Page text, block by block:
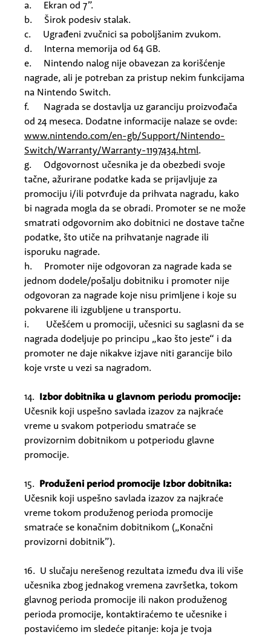
a. Ekran od 7”.
b. Širok podesiv stalak.
c. Ugrađeni zvučnici sa poboljšanim zvukom.
d. Interna memorija od 64 GB.
e. Nintendo nalog nije obavezan za korišćenje
nagrade, ali je potreban za pristup nekim funkcijama
na Nintendo Switch.
f. Nagrada se dostavlja uz garanciju proizvođača
od 24 meseca. Dodatne informacije nalaze se ovde:
www.nintendo.com/en-gb/Support/Nintendo-
Switch/Warranty/Warranty-1197434.html.
g. Odgovornost učesnika je da obezbedi svoje
tačne, ažurirane podatke kada se prijavljuje za
promociju i/ili potvrđuje da prihvata nagradu, kako
bi nagrada mogla da se obradi. Promoter se ne može
smatrati odgovornim ako dobitnici ne dostave tačne
podatke, što utiče na prihvatanje nagrade ili
isporuku nagrade.
h. Promoter nije odgovoran za nagrade kada se
jednom dodele/pošalju dobitniku i promoter nije
odgovoran za nagrade koje nisu primljene i koje su
pokvarene ili izgubljene u transportu.
i. Učešćem u promociji, učesnici su saglasni da se
nagrada dodeljuje po principu „kao što jeste“ i da
promoter ne daje nikakve izjave niti garancije bilo
koje vrste u vezi sa nagradom.
14. Izbor dobitnika u glavnom periodu promocije:
Učesnik koji uspešno savlada izazov za najkraće
vreme u svakom potperiodu smatraće se
provizornim dobitnikom u potperiodu glavne
promocije.
15. Produženi period promocije Izbor dobitnika:
Učesnik koji uspešno savlada izazov za najkraće
vreme tokom produženog perioda promocije
smatraće se konačnim dobitnikom („Konačni
provizorni dobitnik”).
16. U slučaju nerešenog rezultata između dva ili više
učesnika zbog jednakog vremena završetka, tokom
glavnog perioda promocije ili nakon produženog
perioda promocije, kontaktiraćemo te učesnike i
postavićemo im sledeće pitanje: koja je tvoja